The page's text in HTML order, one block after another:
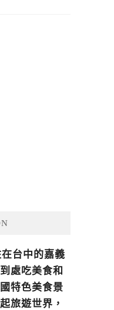
台中的嘉義
處吃美食和
特色美食景
旅遊世界，